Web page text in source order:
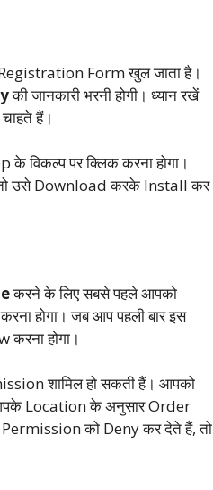
Form खुल जाता है।
की जानकारी भरनी होगी। ध्यान रखें
हैं।
विकल्प पर क्लिक करना होगा।
उसे Download करके Install कर
करने के लिए सबसे पहले आपको
होगा। जब आप पहली बार इस
होगा।
शामिल हो सकती हैं। आपको
आपके Location के अनुसार Order
को Deny कर देते हैं, तो